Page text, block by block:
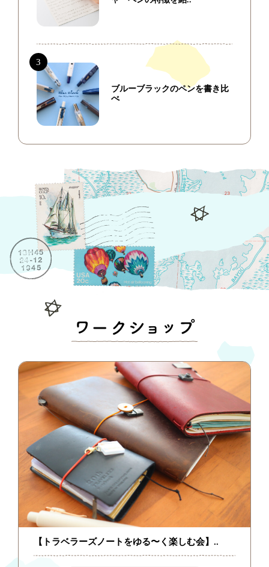
ブルーブラックのペンを書き比
べ
【トラベラーズノートをゆる〜く楽しむ会】..